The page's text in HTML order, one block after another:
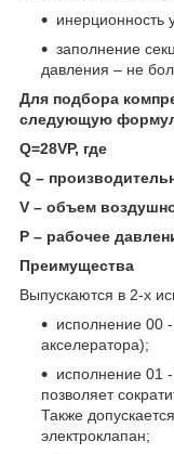
инерционность
заполнение
давления – не
Для подбора
следующую
Q=28VP, где
Q –
V – объем
P – рабочее
Преимущества
Выпускаются в 2-х
исполнение 00
акселератора);
исполнение 01
позволяет
Также
электроклапан;